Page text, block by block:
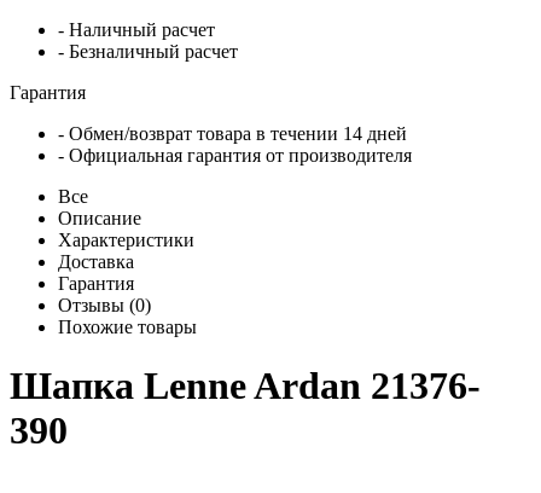
- Наличный расчет
- Безналичный расчет
Гарантия
- Обмен/возврат товара в течении 14 дней
- Официальная гарантия от производителя
Все
Описание
Характеристики
Доставка
Гарантия
Отзывы (0)
Похожие товары
Шапка Lenne Ardan 21376-
390